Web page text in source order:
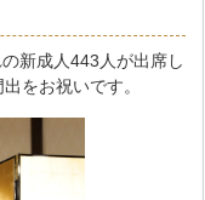
新成人443人が出席し
をお祝いです。